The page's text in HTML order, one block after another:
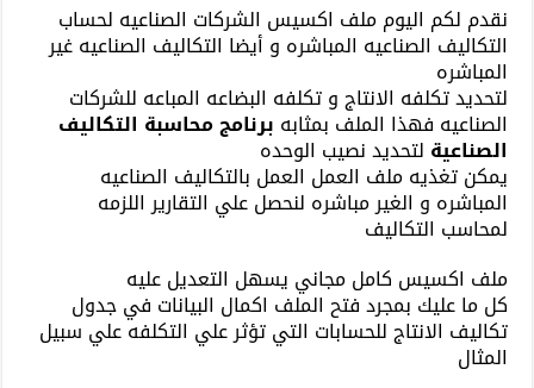
نقدم لكم اليوم ملف اكسيس الشركات الصناعيه لحساب
التكاليف الصناعيه المباشره و أيضا التكاليف الصناعيه غير
المباشره
لتحديد تكلفه الانتاج و تكلفه البضاعه المباعه للشركات
الصناعيه فهذا الملف بمثابه برنامج محاسبة التكاليف
الصناعية لتحديد نصيب الوحده
يمكن تغذيه ملف العمل العمل بالتكاليف الصناعيه
المباشره و الغير مباشره لنحصل علي التقارير اللزمه
لمحاسب التكاليف
ملف اكسيس كامل مجاني يسهل التعديل عليه
كل ما عليك بمجرد فتح الملف اكمال البيانات في جدول
تكاليف الانتاج للحسابات التي تؤثر علي التكلفه علي سبيل
المثال